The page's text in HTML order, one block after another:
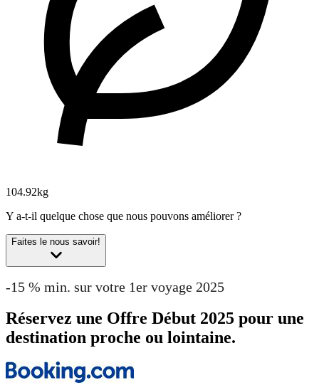
104.92kg
Y a-t-il quelque chose que nous pouvons améliorer ?
Faites le nous savoir!
-15 % min. sur votre 1er voyage 2025
Réservez une Offre Début 2025 pour une
destination proche ou lointaine.